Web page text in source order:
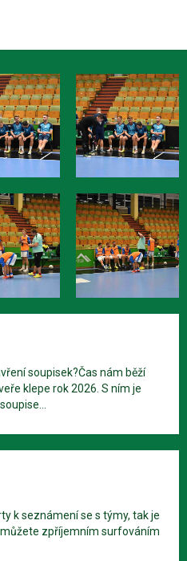
soupisek?Čas nám běží
klepe rok 2026. S ním je
k seznámení se s týmy, tak je
zpříjemním surfováním